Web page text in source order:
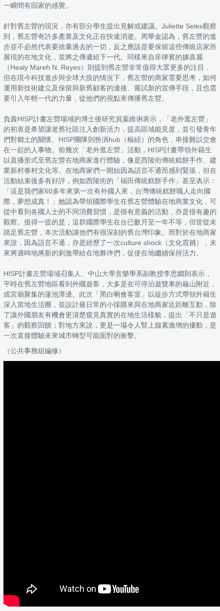
一瞬間有回家的感覺。
針對舊左營的現況，亦有部分學生提出見解或建議。Juliette Selex觀察
到，舊左營有許多產業及文化正在快速消逝。周華金認為，舊左營的進
步並不必然代表要捨棄過去的一切，反之應該是要保留這些傳統店家所
展現的在地文化，並將之傳遞給下一代。同樣來自菲律賓的嫘喜麗
（Healy Mareh N. Reyes）則提到舊左營非常值得大眾更多的注目，
但在現今科技進步與全球大疫的情況下，舊左營的商家需要思考，如何
運用新技術建立及保留與新舊顧客的連接、嘗試新的宣傳手段，且也需
要引入年輕一代的力量，從他們的視點來傳播舊左營。
負責HISP計畫左營場域的博士後研究員葉維俐表示，「老外逛左營」
的初衷是希望讓老舊社區注入創新活力，提高區域能見度，並引發青年
們對鄉土的關懷。HISP團隊則扮演hub（樞紐）的角色，串接難以交會
在一起的人事物。前幾次「老外逛左營」活動，HISP計畫帶領外籍生
以直播形式至舊左營在地商家進行體驗，像是西陵街傳統糕餅手作、建
業新村眷村文化等。在地商家們一開始因為語言不通而感到緊張，但在
活動結束後多有好評，例如西陵街的「福田傳統糕餅手作」甚至表示：
「這是我們家60多年來第一次有外國人來，台灣傳統糕餅職人走向國
際，夢想成真！」她認為帶領國際學生在舊左營體驗在地商業文化，可
從中看到各國人士的不同消費習慣，是很有意義的活動，亦是很有趣的
觀察。值得一提的是，這群國際學生在台已數月至一年不等，但皆從未
踏足舊左營，本次活動讓他們有很深刻的舊台灣印象。而對於在地商家
來說，因為語言不通，亦是經歷了一次culture shock（文化震撼），未
來將適時地將新的刺激帶給在地夥伴們，促使在地繼續保持活力。
HISP計畫左營場域召集人、中山大學音樂學系副教授李思嫺則表示，
平時在舊左營地區看到外國遊客，大多是在可停泊遊覽車的龜山附近，
或宮廟聚集的蓮池潭邊。此次「黑白喇會客室」以徒步方式帶領外籍生
深入當地生活圈，並設計最日常的小採購來與在地商家近距離互動，除
了讓外國朋友有機會更清楚窺見真實的在地生活樣貌，提出「不只是遊
客」的觀察回饋；對地方來說，更是一場令人腎上腺素激增的擾動，是
一次直接體驗未來城市轉型可能面對的衝擊。
（公共事務組編修）